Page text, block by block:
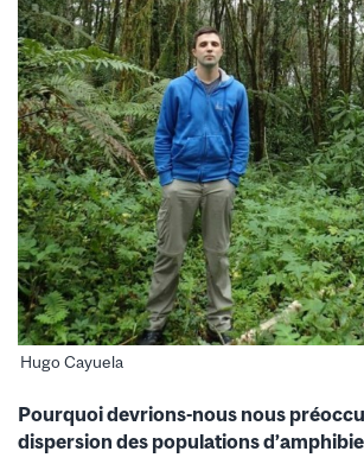
Hugo Cayuela
Pourquoi devrions-nous nous
dispersion des populations